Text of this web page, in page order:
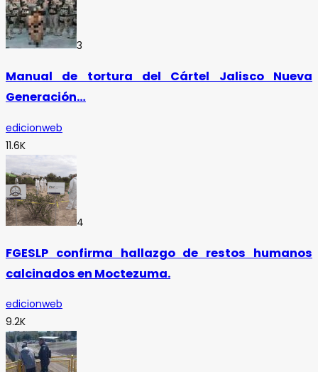
3
Manual de tortura del Cártel Jalisco Nueva
Generación…
edicionweb
11.6K
4
FGESLP confirma hallazgo de restos humanos
calcinados en Moctezuma.
edicionweb
9.2K